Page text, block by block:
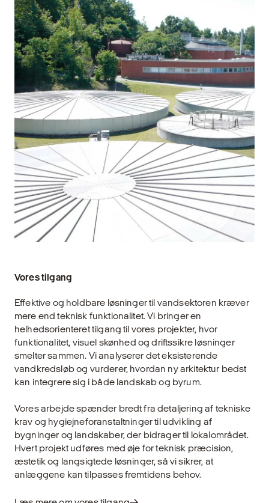
Vores tilgang
Effektive og holdbare løsninger til vandsektoren kræver
mere end teknisk funktionalitet. Vi bringer en
helhedsorienteret tilgang til vores projekter, hvor
funktionalitet, visuel skønhed og driftssikre løsninger
smelter sammen. Vi analyserer det eksisterende
vandkredsløb og vurderer, hvordan ny arkitektur bedst
kan integrere sig i både landskab og byrum.
Vores arbejde spænder bredt fra detaljering af tekniske
krav og hygiejneforanstaltninger til udvikling af
bygninger og landskaber, der bidrager til lokalområdet.
Hvert projekt udføres med øje for teknisk præcision,
æstetik og langsigtede løsninger, så vi sikrer, at
anlæggene kan tilpasses fremtidens behov.